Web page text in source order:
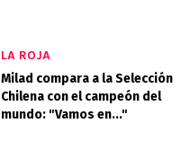
LA ROJA
Milad compara a la Selección
Chilena con el campeón del
mundo: "Vamos en..."